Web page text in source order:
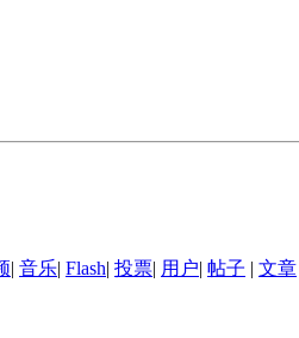
| 音乐| Flash| 投票| 用户| 帖子 | 文章